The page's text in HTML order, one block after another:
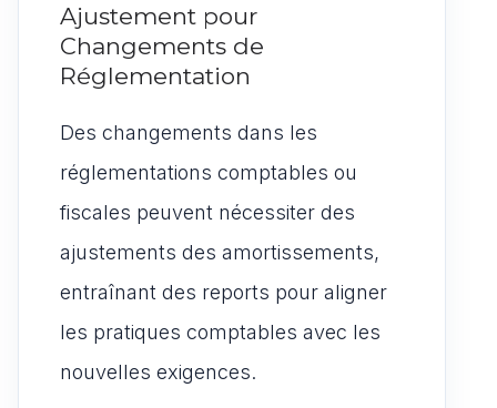
Ajustement pour
Changements de
Réglementation
Des changements dans les
réglementations comptables ou
fiscales peuvent nécessiter des
ajustements des amortissements,
entraînant des reports pour aligner
les pratiques comptables avec les
nouvelles exigences.